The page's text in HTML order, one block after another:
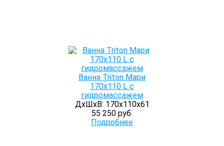
Ванна Triton Мари
170х110 L с
гидромассажем
ДхШхВ: 170х110х61
55 250 руб.
Подробнее